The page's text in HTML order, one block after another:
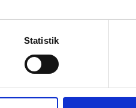
Statistik